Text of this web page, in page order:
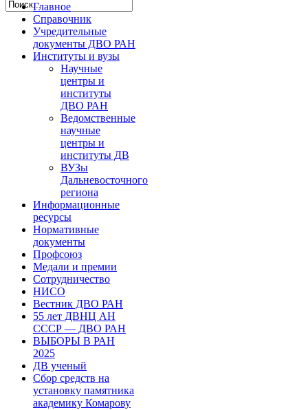
Главное
Справочник
Учредительные
документы ДВО РАН
Институты и вузы
Научные
центры и
институты
ДВО РАН
Ведомственные
научные
центры и
институты ДВ
ВУЗы
Дальневосточного
региона
Информационные
ресурсы
Нормативные
документы
Профсоюз
Медали и премии
Сотрудничество
НИСО
Вестник ДВО РАН
55 лет ДВНЦ АН
СССР — ДВО РАН
ВЫБОРЫ В РАН
2025
ДВ ученый
Сбор средств на
установку памятника
академику Комарову